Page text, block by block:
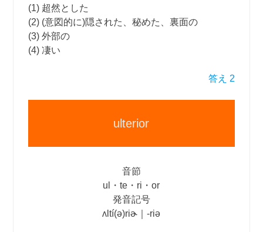
(1) 超然とした
(2) (意図的に)隠された、秘めた、裏面の
(3) 外部の
(4) 凄い
答え 2
ulterior
音節
ul・te・ri・or
発音記号
ʌltí(ə)riɚ｜‐riə